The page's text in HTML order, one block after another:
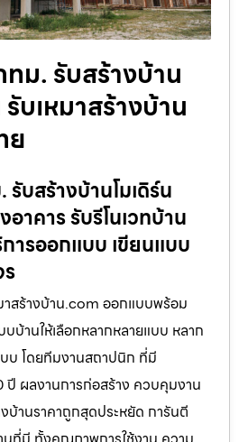
ม. รับสร้างบ้าน
บเหมาสร้างบ้าน
ย
บสร้างบ้านโมเดิร์น
าคาร รับรีโนเวทบ้าน
ารออกแบบ เขียนแบบ
สร้างบ้าน.com ออกแบบพร้อม
บ้านให้เลือกหลากหลายแบบ หลาก
บ โดยทีมงานสถาปนิก ที่มี
ปี ผลงานการก่อสร้าง ควบคุมงาน
บ้านราคาถูกสุดประหยัด การันตี